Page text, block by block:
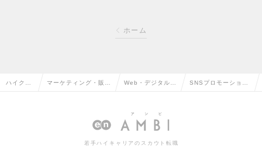
ホーム
ハイクラ マーケティング・販促 Web・デジタルマ
職
SNSプロモーション
若手ハイキャリアのスカウト転職